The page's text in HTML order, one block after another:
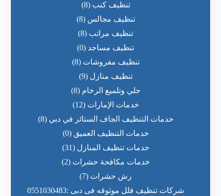
تنظيف كنب (8)
تنظيف مجالس (8)
تنظيف مراتب (8)
تنظيف مساجد (0)
تنظيف مفروشات (8)
تنظيف منازل (9)
جلي وتلميع الرخام (8)
خدمات الإمارات (12)
خدمات التنظيف الجاف الستائر في دبي (8)
خدمات التنظيف العميق (0)
خدمات تنظيف المنازل (31)
خدمات مكافحة حشرات (2)
رش حشرات (7)
شركات تنظيف فلل موثوقه فى دبى :0551030483